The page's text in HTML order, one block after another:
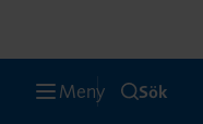
Meny Sök